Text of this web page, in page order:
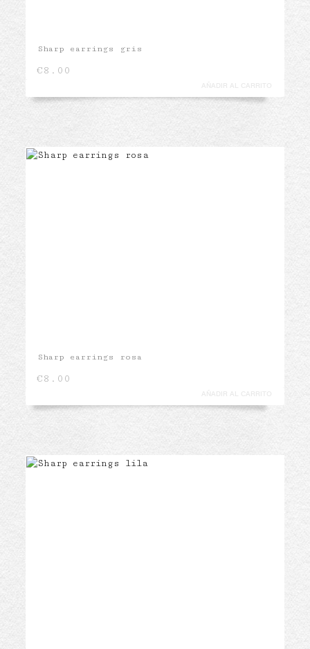
Sharp earrings gris
€8.00
Sharp earrings rosa
€8.00